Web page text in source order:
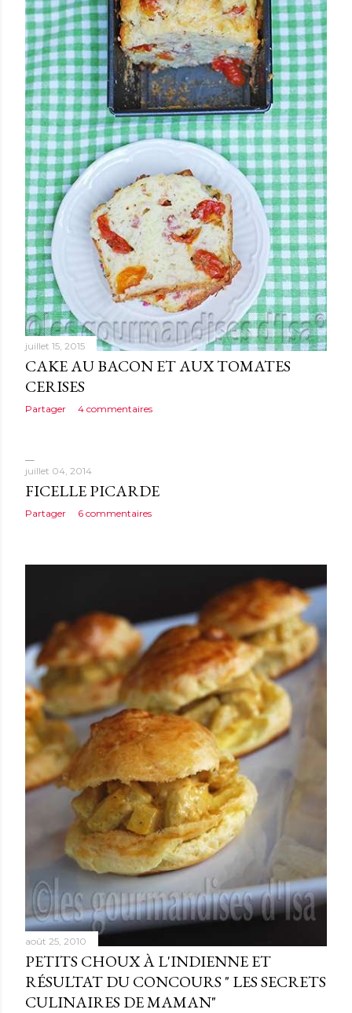
juillet 15, 2015
CAKE AU BACON ET AUX TOMATES
CERISES
Partager 4 commentaires
juillet 04, 2014
FICELLE PICARDE
Partager 6 commentaires
août 25, 2010
PETITS CHOUX À L'INDIENNE ET
RÉSULTAT DU CONCOURS " LES SECRETS
CULINAIRES DE MAMAN"